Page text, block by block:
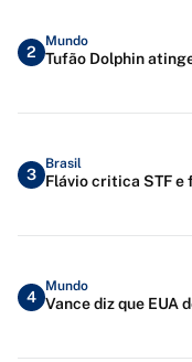
2
Mundo
Tufão Dolphin
3
Brasil
Flávio critica STF e
4
Mundo
Vance diz que EUA